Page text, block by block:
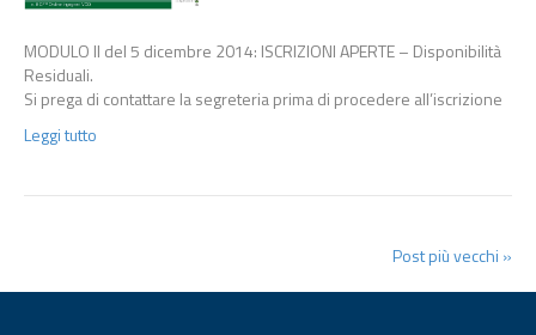
MODULO II del 5 dicembre 2014: ISCRIZIONI APERTE – Disponibilità
Residuali.
Si prega di contattare la segreteria prima di procedere all’iscrizione
Leggi tutto
Post più vecchi »